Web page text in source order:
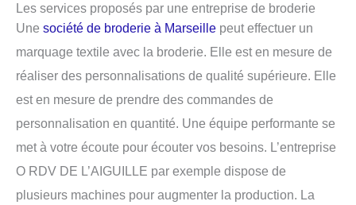
Les services proposés par une entreprise de broderie
Une société de broderie à Marseille peut effectuer un
marquage textile avec la broderie. Elle est en mesure de
réaliser des personnalisations de qualité supérieure. Elle
est en mesure de prendre des commandes de
personnalisation en quantité. Une équipe performante se
met à votre écoute pour écouter vos besoins. L’entreprise
O RDV DE L’AIGUILLE par exemple dispose de
plusieurs machines pour augmenter la production. La